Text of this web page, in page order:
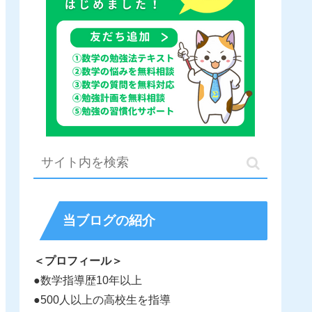
当ブログの紹介
＜プロフィール＞
●数学指導歴10年以上
●500人以上の高校生を指導